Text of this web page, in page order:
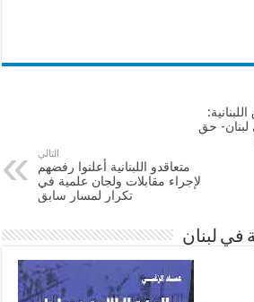
لبنان- حق
التالي
متعاقدو اللبنانية أعلنوا رفضهم
لإجراء مقابلات ولجان علمية في
تكرار لمسار سابق
في لبنان